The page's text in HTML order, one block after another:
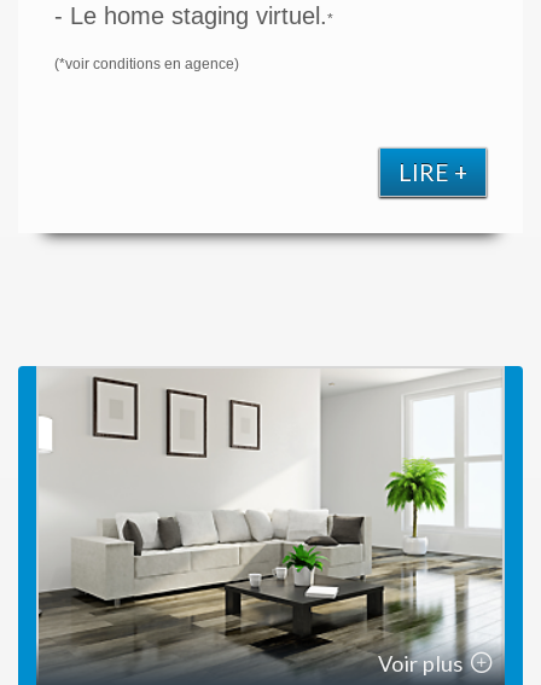
- Le home staging virtuel.*
(*voir conditions en agence)
LIRE +
Voir plus